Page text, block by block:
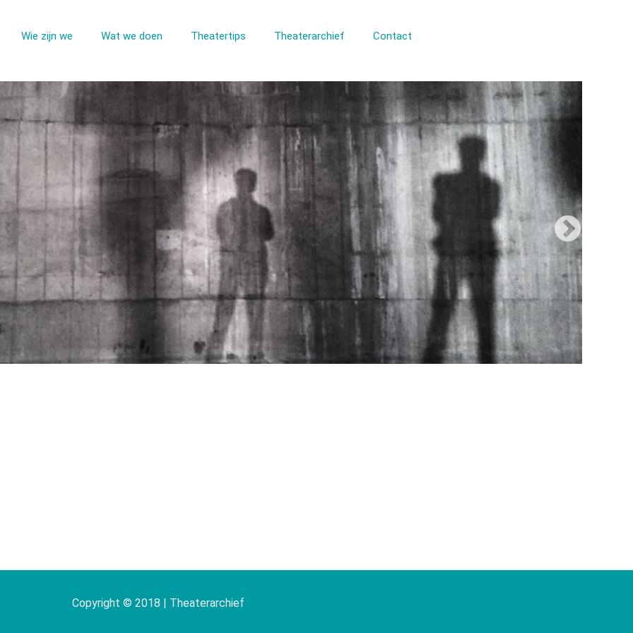
Wie zijn we Wat we doen Theatertips Theaterarchief Contact
Copyright © 2018 | Theaterarchief